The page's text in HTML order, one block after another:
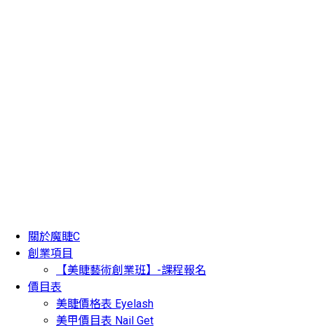
關於魔睫C
創業項目
【美睫藝術創業班】-課程報名
價目表
美睫價格表 Eyelash
美甲價目表 Nail Get